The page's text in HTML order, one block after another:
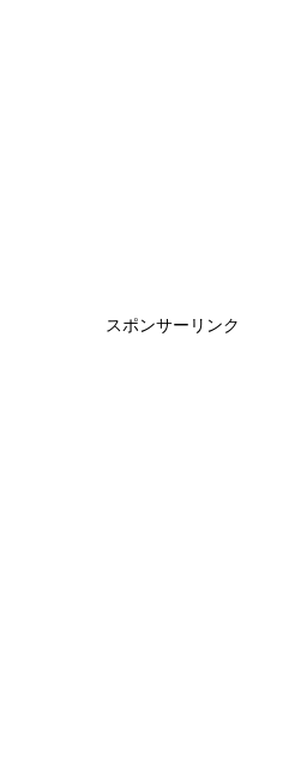
スポンサーリンク